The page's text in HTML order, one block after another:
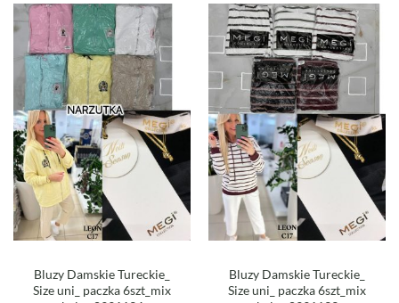
Bluzy Damskie Tureckie_
Size uni_ paczka 6szt_mix
Bluzy Damskie Tureckie_
Size uni_ paczka 6szt_mix